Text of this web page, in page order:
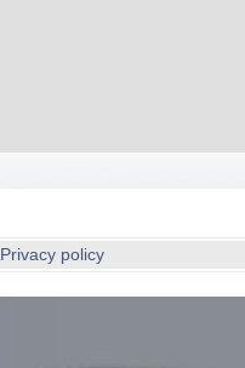
Privacy policy